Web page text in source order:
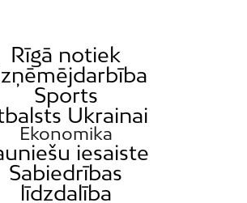
Rīgā notiek
Sports
Ukrainai
Ekonomika
iesaiste
Sabiedrības
līdzdalība